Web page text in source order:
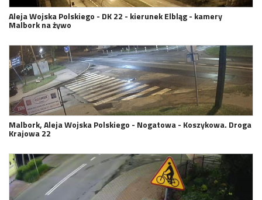
Aleja Wojska Polskiego - DK 22 - kierunek Elbląg - kamery
Malbork na żywo
Malbork, Aleja Wojska Polskiego - Nogatowa - Koszykowa. Droga
Krajowa 22